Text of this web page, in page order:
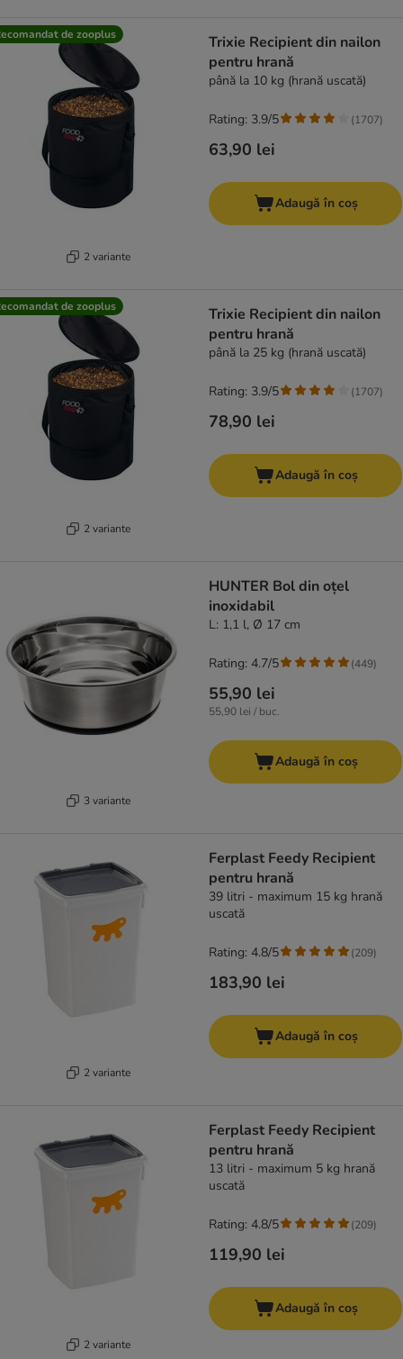
de zooplus
2 variante
Trixie Recipient din nailon
pentru hrană
până la 10 kg (hrană uscată)
63,90 lei
Rating: 3.9/5 (1707)
Adaugă în coș
de zooplus
2 variante
Trixie Recipient din nailon
pentru hrană
până la 25 kg (hrană uscată)
78,90 lei
Rating: 3.9/5 (1707)
Adaugă în coș
3 variante
HUNTER Bol din oțel
inoxidabil
L: 1,1 l, Ø 17 cm
55,90 lei
55,90 lei / buc.
Rating: 4.7/5 (449)
Adaugă în coș
2 variante
Ferplast Feedy Recipient
pentru hrană
39 litri - maximum 15 kg hrană
uscată
183,90 lei
Rating: 4.8/5 (209)
Adaugă în coș
2 variante
Ferplast Feedy Recipient
pentru hrană
13 litri - maximum 5 kg hrană
uscată
119,90 lei
Rating: 4.8/5 (209)
Adaugă în coș